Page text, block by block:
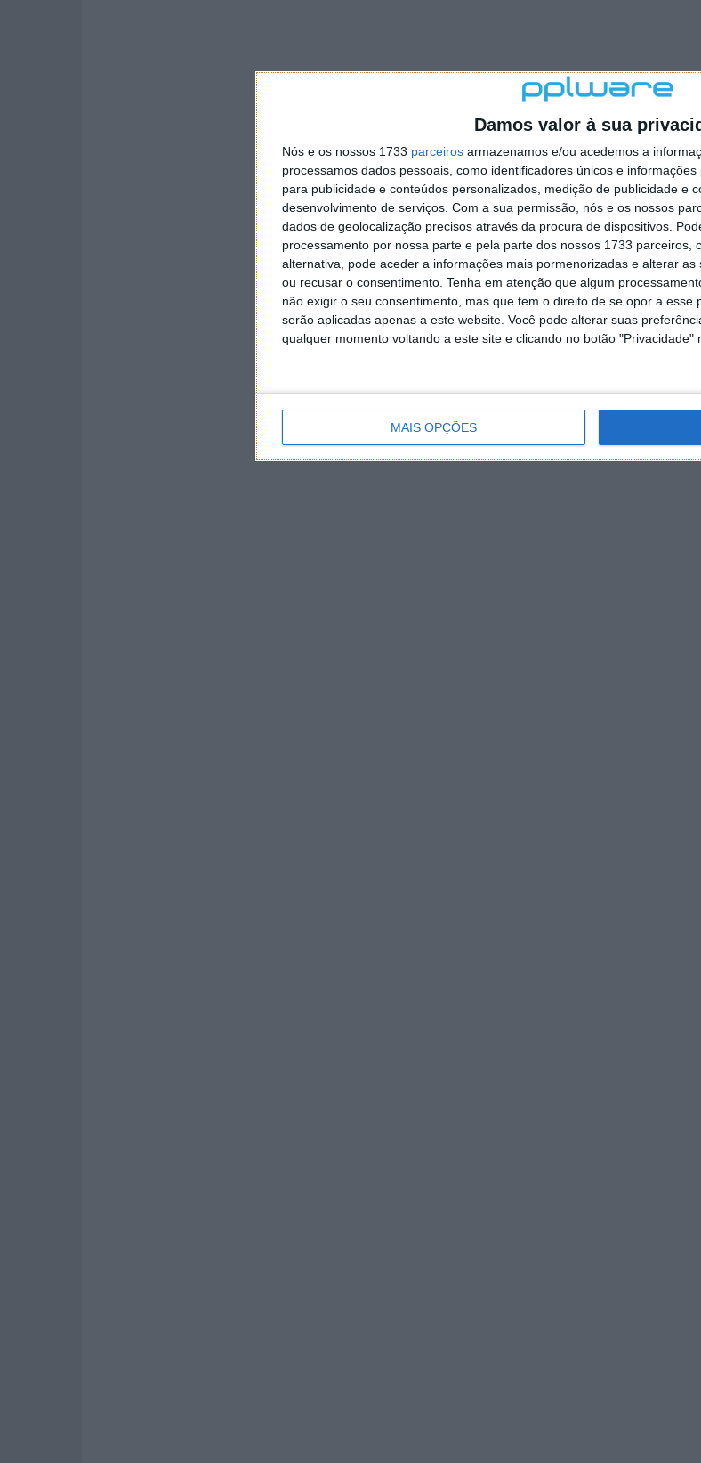
Damos valor à sua
Nós e os nossos 1733 parceiros armazenamos e/ou acedemos a
processamos dados pessoais, como identificadores únicos e
para publicidade e conteúdos personalizados, medição de publicidade e
desenvolvimento de serviços. Com a sua permissão, nós e os nossos
dados de geolocalização precisos através da procura de dispositivos.
processamento por nossa parte e pela parte dos nossos 1733 parceiros,
alternativa, pode aceder a informações mais pormenorizadas e alterar
ou recusar o consentimento. Tenha em atenção que algum
não exigir o seu consentimento, mas que tem o direito de se opor a esse
serão aplicadas apenas a este website. Você pode alterar suas
qualquer momento voltando a este site e clicando no botão "Privacidade"
MAIS OPÇÕES